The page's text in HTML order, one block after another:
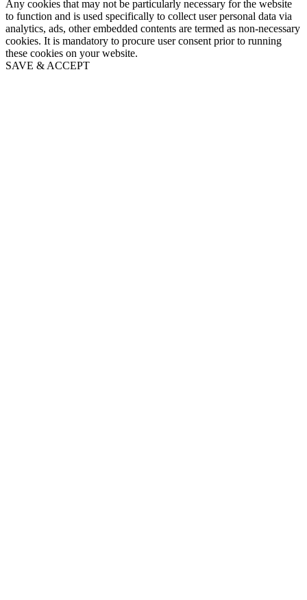
Any cookies that may not be particularly necessary for the website
to function and is used specifically to collect user personal data via
analytics, ads, other embedded contents are termed as non-necessary
cookies. It is mandatory to procure user consent prior to running
these cookies on your website.
SAVE & ACCEPT